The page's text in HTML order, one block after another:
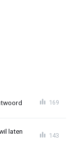
169
laten
143